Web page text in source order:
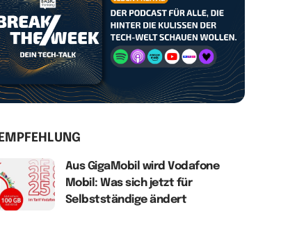
EMPFEHLUNG
Aus GigaMobil wird Vodafone
Mobil: Was sich jetzt für
Selbstständige ändert